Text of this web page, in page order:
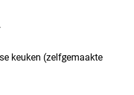
keuken (zelfgemaakte